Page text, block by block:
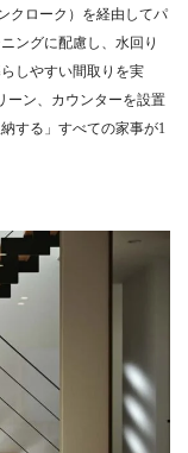
クローク）を経由してパ
ングに配慮し、水回り
しやすい間取りを実
ーン、カウンターを設置
する」すべての家事が1